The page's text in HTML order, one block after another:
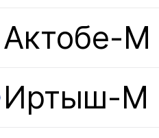
Актобе-М
Иртыш-М